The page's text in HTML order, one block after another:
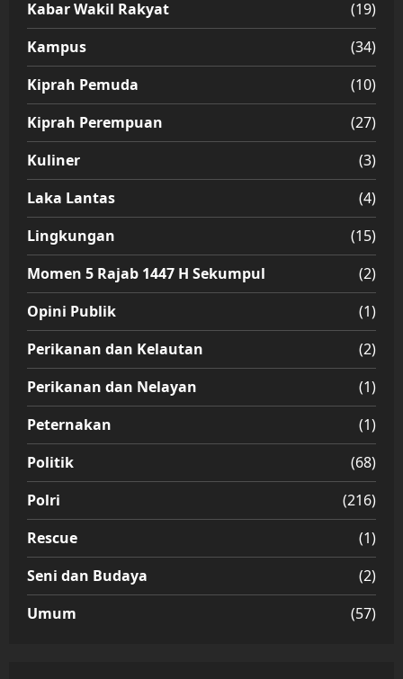
Kabar Wakil Rakyat
(19)
Kampus
(34)
Kiprah Pemuda
(10)
Kiprah Perempuan
(27)
Kuliner
(3)
Laka Lantas
(4)
Lingkungan
(15)
Momen 5 Rajab 1447 H Sekumpul
(2)
Opini Publik
(1)
Perikanan dan Kelautan
(2)
Perikanan dan Nelayan
(1)
Peternakan
(1)
Politik
(68)
Polri
(216)
Rescue
(1)
Seni dan Budaya
(2)
Umum
(57)